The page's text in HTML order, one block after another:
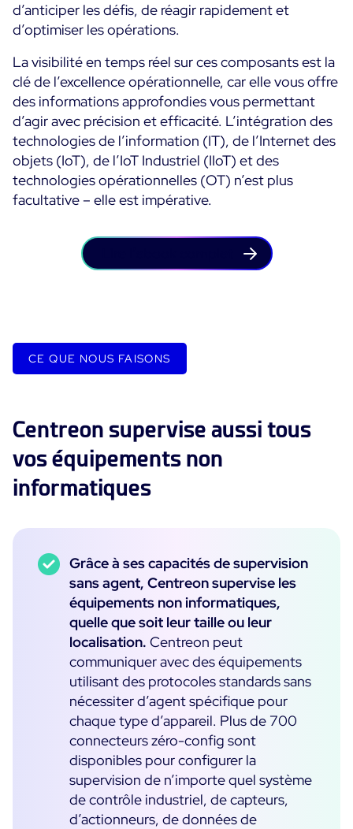
All
Démo Produit
Partenaires
Programme ON-Partner
Programme Partenaires MSP
Centreon et AWS
Services
Professional Services
Customer Care
Communauté
Open Source
RESSOURCES
Supervision au-delà de l’IT : un guide de survie pour
la convergence IT/OT
The Watch
Toutes les ressources
Infographies
Salle de presse
Blog
Nouveautés
Bonnes Pratiques
Témoignages Clients
Evénements
Webinars
Centreon Infra Monitoring
Centreon Log Management
Centreon Experience Monitoring
Open Source Support
English
Italiano
Español
d’anticiper les défis, de réagir rapidement et
d’optimiser les opérations.
La visibilité en temps réel sur ces composants est la
clé de l’excellence opérationnelle, car elle vous offre
des informations approfondies vous permettant
d’agir avec précision et efficacité. L’intégration des
technologies de l’information (IT), de l’Internet des
objets (IoT), de l’IoT Industriel (IIoT) et des
technologies opérationnelles (OT) n’est plus
facultative – elle est impérative.
CE QUE NOUS FAISONS
Centreon supervise aussi tous
vos équipements non
informatiques
Grâce à ses capacités de supervision
sans agent, Centreon supervise les
équipements non informatiques,
quelle que soit leur taille ou leur
localisation. Centreon peut
communiquer avec des équipements
utilisant des protocoles standards sans
nécessiter d’agent spécifique pour
chaque type d’appareil. Plus de 700
connecteurs zéro-config sont
disponibles pour configurer la
supervision de n’importe quel système
de contrôle industriel, de capteurs,
d’actionneurs, de données de